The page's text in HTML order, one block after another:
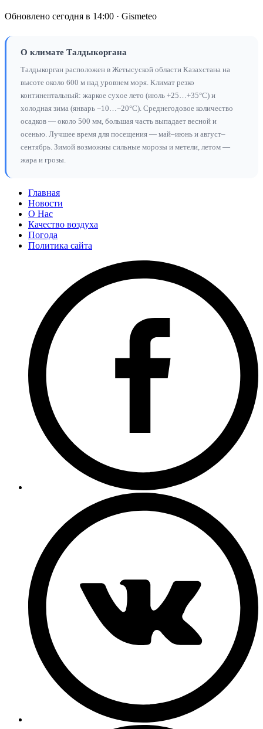
Обновлено сегодня в 14:00 · Gismeteo
О климате Талдыкоргана
Талдыкорган расположен в Жетысуской области Казахстана на
высоте около 600 м над уровнем моря. Климат резко
континентальный: жаркое сухое лето (июль +25…+35°C) и
холодная зима (январь −10…−20°C). Среднегодовое количество
осадков — около 500 мм, большая часть выпадает весной и
осенью. Лучшее время для посещения — май–июнь и август–
сентябрь. Зимой возможны сильные морозы и метели, летом —
жара и грозы.
Главная
Новости
О Нас
Качество воздуха
Погода
Политика сайта